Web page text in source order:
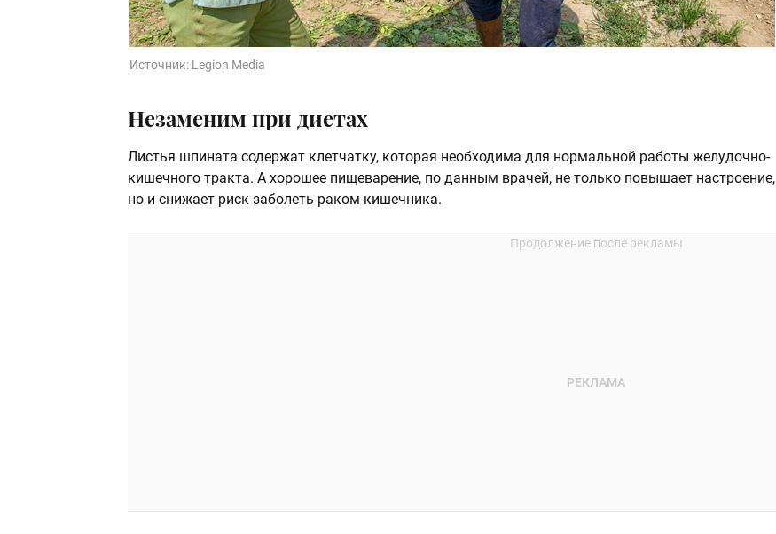
Источник: Legion Media
Незаменим при диетах
Листья шпината содержат клетчатку, которая необходима для нормальной работы желудочно-
кишечного тракта. А хорошее пищеварение, по данным врачей, не только повышает настроение,
но и снижает риск заболеть раком кишечника.